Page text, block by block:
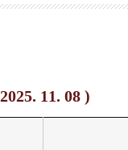
11. 08 )